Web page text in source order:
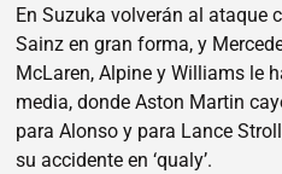
En Suzuka volverán al ataque
Sainz en gran forma, y
McLaren, Alpine y Williams le
media, donde Aston Martin
para Alonso y para Lance
su accidente en ‘qualy’.